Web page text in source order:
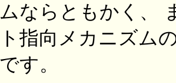
ムならともかく、
ト指向メカニズム
です。